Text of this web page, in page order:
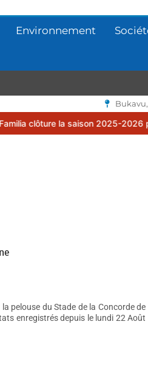
Environnement
saison 2025-2026 par une
pelouse du Stade de la Concorde de
enregistrés depuis le lundi 22 Août